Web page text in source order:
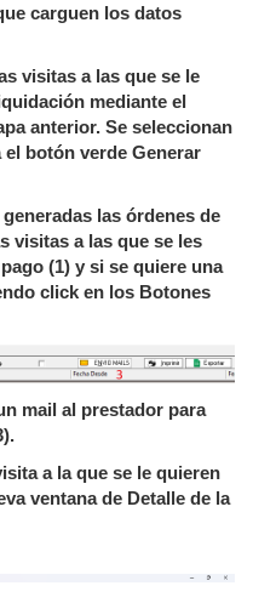
carguen los datos
visitas a las que se le
mediante el
anterior. Se seleccionan
el botón verde Generar
las órdenes de
visitas a las que se les
(1) y si se quiere una
click en los Botones
mail al prestador para
a la que se le quieren
ventana de Detalle de la